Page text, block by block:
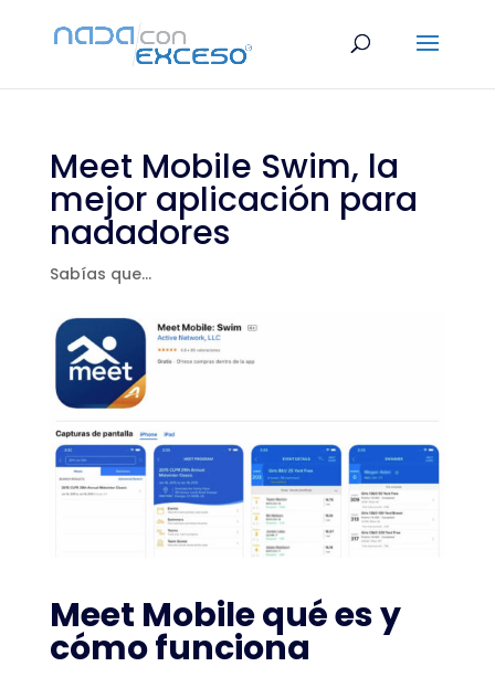
Meet Mobile Swim, la
mejor aplicación para
nadadores
Sabías que...
Meet Mobile qué es y
cómo funciona